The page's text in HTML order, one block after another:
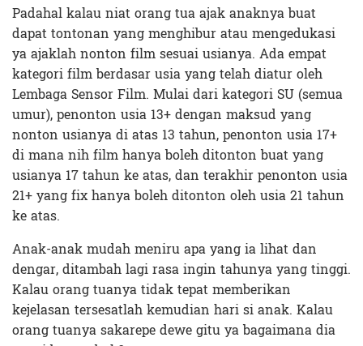
Padahal kalau niat orang tua ajak anaknya buat
dapat tontonan yang menghibur atau mengedukasi
ya ajaklah nonton film sesuai usianya. Ada empat
kategori film berdasar usia yang telah diatur oleh
Lembaga Sensor Film. Mulai dari kategori SU (semua
umur), penonton usia 13+ dengan maksud yang
nonton usianya di atas 13 tahun, penonton usia 17+
di mana nih film hanya boleh ditonton buat yang
usianya 17 tahun ke atas, dan terakhir penonton usia
21+ yang fix hanya boleh ditonton oleh usia 21 tahun
ke atas.
Anak-anak mudah meniru apa yang ia lihat dan
dengar, ditambah lagi rasa ingin tahunya yang tinggi.
Kalau orang tuanya tidak tepat memberikan
kejelasan tersesatlah kemudian hari si anak. Kalau
orang tuanya sakarepe dewe gitu ya bagaimana dia